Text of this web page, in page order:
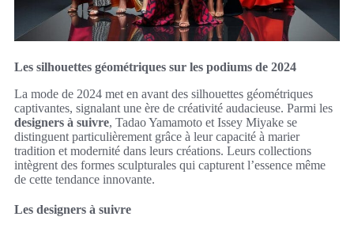
Les silhouettes géométriques sur les podiums de 2024
La mode de 2024 met en avant des silhouettes géométriques
captivantes, signalant une ère de créativité audacieuse. Parmi les
designers à suivre, Tadao Yamamoto et Issey Miyake se
distinguent particulièrement grâce à leur capacité à marier
tradition et modernité dans leurs créations. Leurs collections
intègrent des formes sculpturales qui capturent l’essence même
de cette tendance innovante.
Les designers à suivre